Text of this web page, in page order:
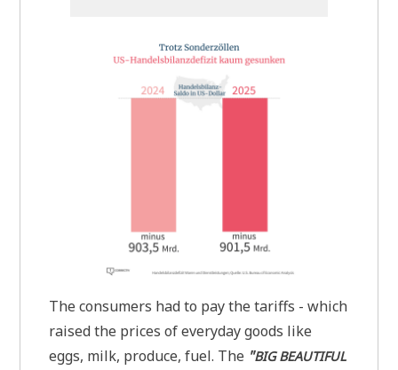
The con­su­mers had to pay the tariffs - which
rai­sed the pri­ces of ever­y­day goods like
eggs, milk, pro­du­ce, fuel. The "BIG BEAUTIFUL